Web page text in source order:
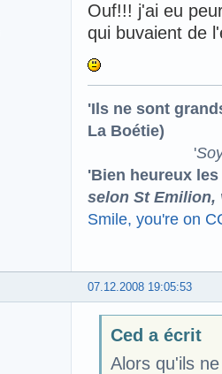
Ouf!!! j'ai eu
qui buvaient de
'Ils ne sont
La Boétie)
'
'Bien heureux
selon St Emilion,
Smile, you're on
07.12.2008 19:05:53
Ced a écrit
Alors qu'ils